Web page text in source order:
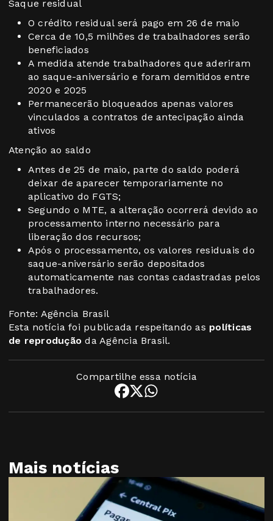
Saque residual
O crédito residual será pago em 26 de maio
Cerca de 10,5 milhões de trabalhadores serão
beneficiados
A medida atende trabalhadores que aderiram
ao saque-aniversário e foram demitidos entre
2020 e 2025
Permanecerão bloqueados apenas valores
vinculados a contratos de antecipação ainda
ativos
Atenção ao saldo
Antes de 25 de maio, parte do saldo poderá
deixar de aparecer temporariamente no
aplicativo do FGTS;
Segundo o MTE, a alteração ocorrerá devido ao
processamento interno necessário para
liberação dos recursos;
Após o processamento, os valores residuais do
saque-aniversário serão depositados
automaticamente nas contas cadastradas pelos
trabalhadores.
Fonte: Agência Brasil
Esta notícia foi publicada respeitando as políticas
de reprodução da Agência Brasil.
Compartilhe essa notícia
Mais notícias